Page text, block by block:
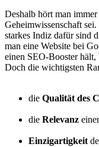
Deshalb hört man
Geheimwissenschaft
starkes Indiz dafür sind
man eine Website bei
einen SEO-Booster
Doch die wichtigsten
die Qualität des
die Relevanz
Einzigartigkeit